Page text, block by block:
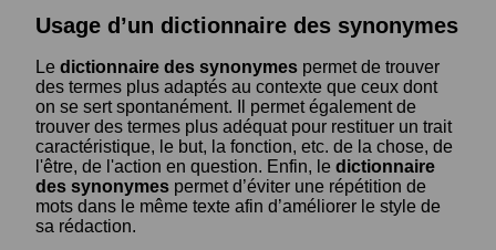
Usage d’un dictionnaire des synonymes
Le dictionnaire des synonymes permet de trouver
des termes plus adaptés au contexte que ceux dont
on se sert spontanément. Il permet également de
trouver des termes plus adéquat pour restituer un trait
caractéristique, le but, la fonction, etc. de la chose, de
l'être, de l'action en question. Enfin, le dictionnaire
des synonymes permet d’éviter une répétition de
mots dans le même texte afin d’améliorer le style de
sa rédaction.